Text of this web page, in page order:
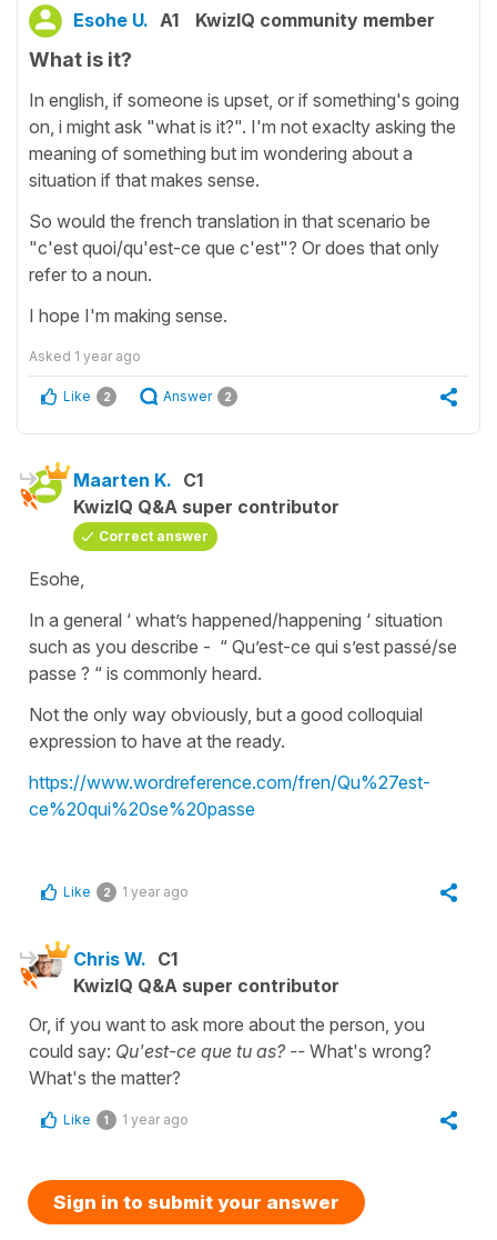
Esohe U. A1 KwizIQ community member
What is it?
In english, if someone is upset, or if something's going
on, i might ask "what is it?". I'm not exaclty asking the
meaning of something but im wondering about a
situation if that makes sense.
So would the french translation in that scenario be
"c'est quoi/qu'est-ce que c'est"? Or does that only
refer to a noun.
I hope I'm making sense.
Asked 1 year ago
Like 2 Answer 2
Maarten K. C1
KwizIQ Q&A super contributor
Correct answer
Esohe,
In a general ‘ what’s happened/happening ‘ situation
such as you describe - “ Qu’est-ce qui s’est passé/se
passe ? “ is commonly heard.
Not the only way obviously, but a good colloquial
expression to have at the ready.
https://www.wordreference.com/fren/Qu%27est-
ce%20qui%20se%20passe
Like 2 1 year ago
Chris W. C1
KwizIQ Q&A super contributor
Or, if you want to ask more about the person, you
could say: Qu'est-ce que tu as? -- What's wrong?
What's the matter?
Like 1 1 year ago
Sign in to submit your answer